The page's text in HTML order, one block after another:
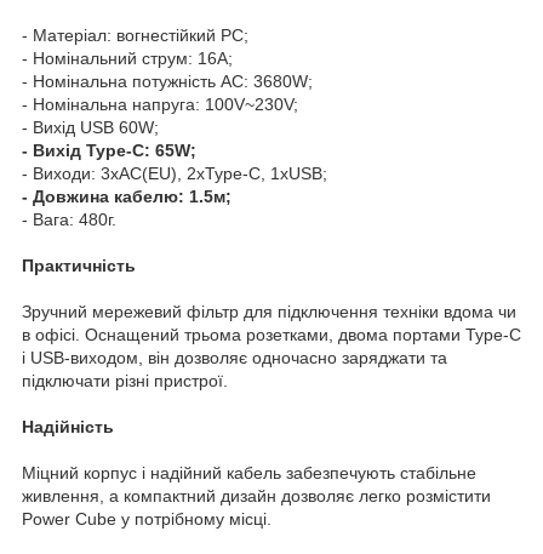
- Матеріал: вогнестійкий PC;
- Номінальний струм: 16А;
- Номінальна потужність АС: 3680W;
- Номінальна напруга: 100V~230V;
- Вихід USB 60W;
- Вихід Type-C: 65W;
- Виходи: 3xAC(EU), 2xType-C, 1xUSB;
- Довжина кабелю: 1.5м;
- Вага: 480г.
Практичність
Зручний мережевий фільтр для підключення техніки вдома чи
в офісі. Оснащений трьома розетками, двома портами Type-C
і USB-виходом, він дозволяє одночасно заряджати та
підключати різні пристрої.
Надійність
Міцний корпус і надійний кабель забезпечують стабільне
живлення, а компактний дизайн дозволяє легко розмістити
Power Cube у потрібному місці.